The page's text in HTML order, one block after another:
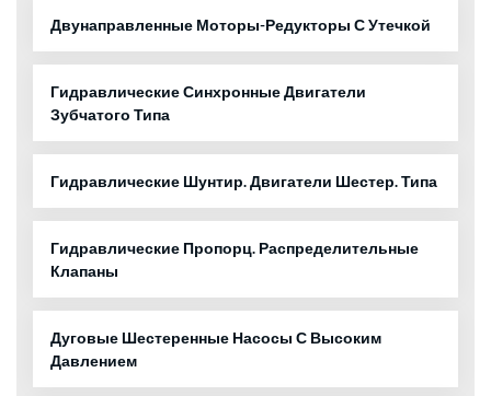
Двунаправленные Моторы-Редукторы С Утечкой
Гидравлические Синхронные Двигатели
Зубчатого Типа
Гидравлические Шунтир. Двигатели Шестер. Типа
Гидравлические Пропорц. Распределительные
Клапаны
Дуговые Шестеренные Насосы С Высоким
Давлением